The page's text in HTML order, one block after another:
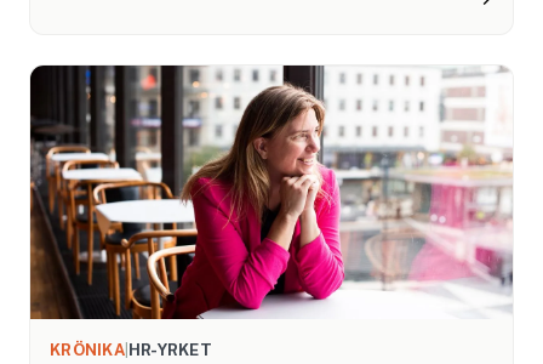
eget tänkande kring samtalet som skapar
utmaningarna.
KRÖNIKA| HR-YRKET